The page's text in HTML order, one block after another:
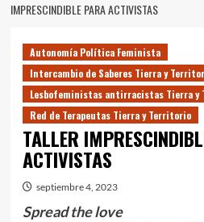
IMPRESCINDIBLE PARA ACTIVISTAS
Autonomía Política Feminista
Intercambio de Saberes Tierra y
Lesbofeministas antirracistas Tierra y
Red de Terapeutas Tierra y Territorio
TALLER
ACTIVISTAS
septiembre 4, 2023
Spread the love